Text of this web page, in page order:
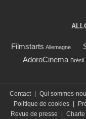
Filmstarts Allemagne
AdoroCinema Brésil
Contact Qui sommes-
Politique de cookies
Revue de presse
Charte